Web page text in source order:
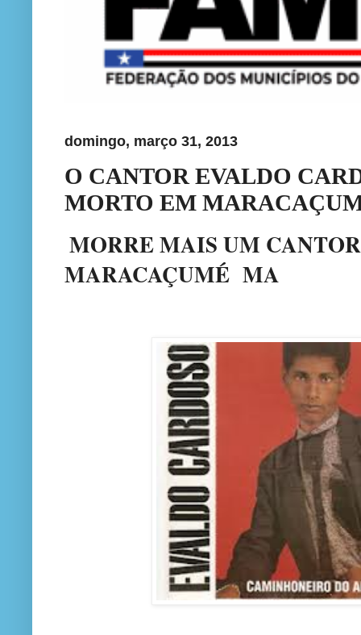
domingo, março 31, 2013
O CANTOR EVALDO
MORTO EM
MORRE MAIS UM
MARACAÇUMÉ MA